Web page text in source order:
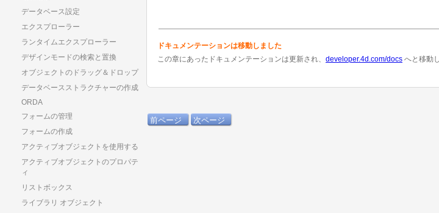
データベース設定
エクスプローラー
ランタイムエクスプローラー
デザインモードの検索と置換
オブジェクトのドラッグ＆ドロップ
データベースストラクチャーの作成
ORDA
フォームの管理
フォームの作成
アクティブオブジェクトを使用する
アクティブオブジェクトのプロパテ
ィ
リストボックス
ライブラリ オブジェクト
ドキュメンテーションは移動しました
この章にあったドキュメンテーションは更新され、 developer.4d.com/docs へと移動
前ページ 次ページ